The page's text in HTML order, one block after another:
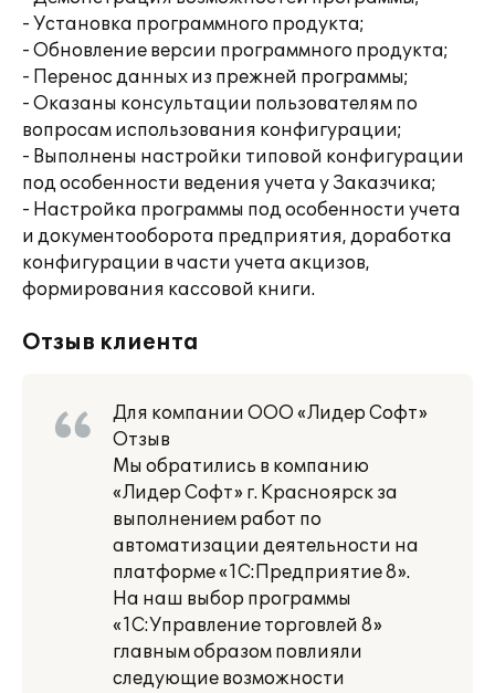
- Установка программного продукта;
- Обновление версии программного продукта;
- Перенос данных из прежней программы;
- Оказаны консультации пользователям по
вопросам использования конфигурации;
- Выполнены настройки типовой конфигурации
под особенности ведения учета у Заказчика;
- Настройка программы под особенности учета
и документооборота предприятия, доработка
конфигурации в части учета акцизов,
формирования кассовой книги.
Отзыв клиента
Для компании ООО «Лидер Софт»
Отзыв
Мы обратились в компанию
«Лидер Софт» г. Красноярск за
выполнением работ по
автоматизации деятельности на
платформе «1С:Предприятие 8».
На наш выбор программы
«1С:Управление торговлей 8»
главным образом повлияли
следующие возможности